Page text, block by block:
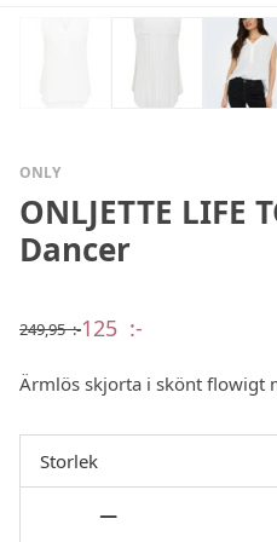
ONLY
ONLJETTE LIFE
Dancer
249,95:-
Det
priset
var:
125 :-
Det
priset
är:
Ärmlös skjorta i skönt flowigt
Storlek